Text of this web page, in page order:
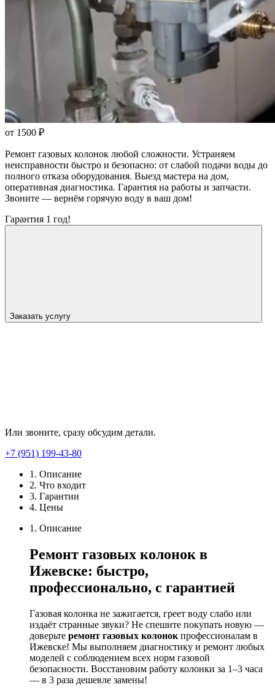
от 1500 ₽
Ремонт газовых колонок любой сложности. Устраняем
неисправности быстро и безопасно: от слабой подачи воды до
полного отказа оборудования. Выезд мастера на дом,
оперативная диагностика. Гарантия на работы и запчасти.
Звоните — вернём горячую воду в ваш дом!
Гарантия 1 год!
Заказать услугу
Или звоните, сразу обсудим детали.
+7 (951) 199-43-80
1. Описание
2. Что входит
3. Гарантии
4. Цены
1. Описание
Ремонт газовых колонок в
Ижевске: быстро,
профессионально, с гарантией
Газовая колонка не зажигается, греет воду слабо или
издаёт странные звуки? Не спешите покупать новую —
доверьте ремонт газовых колонок профессионалам в
Ижевске! Мы выполняем диагностику и ремонт любых
моделей с соблюдением всех норм газовой
безопасности. Восстановим работу колонки за 1–3 часа
— в 3 раза дешевле замены!